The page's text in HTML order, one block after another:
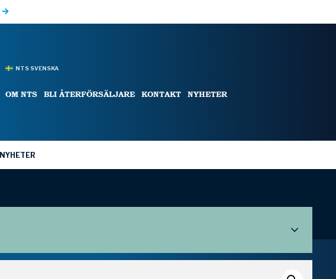
NTS SVENSKA
OM NTS BLI ÅTERFÖRSÄLJARE KONTAKT NYHETER
NYHETER